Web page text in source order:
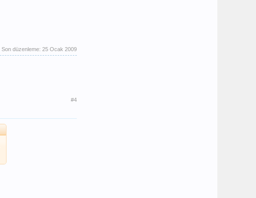
Son düzenleme: 25 Ocak 2009
#4